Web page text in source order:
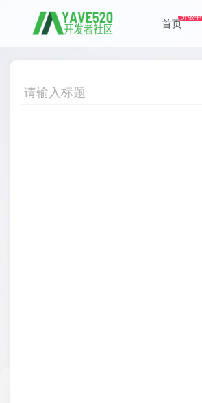
首页升级